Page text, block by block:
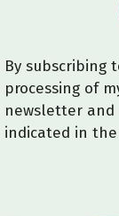
By subscribing
processing of
newsletter and
indicated in the